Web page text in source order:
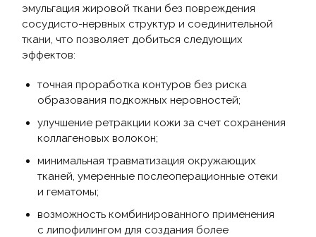
эмульгация жировой ткани без повреждения
сосудисто-нервных структур и соединительной
ткани, что позволяет добиться следующих
эффектов:
точная проработка контуров без риска
образования подкожных неровностей;
улучшение ретракции кожи за счет сохранения
коллагеновых волокон;
минимальная травматизация окружающих
тканей, умеренные послеоперационные отеки
и гематомы;
возможность комбинированного применения
с липофилингом для создания более